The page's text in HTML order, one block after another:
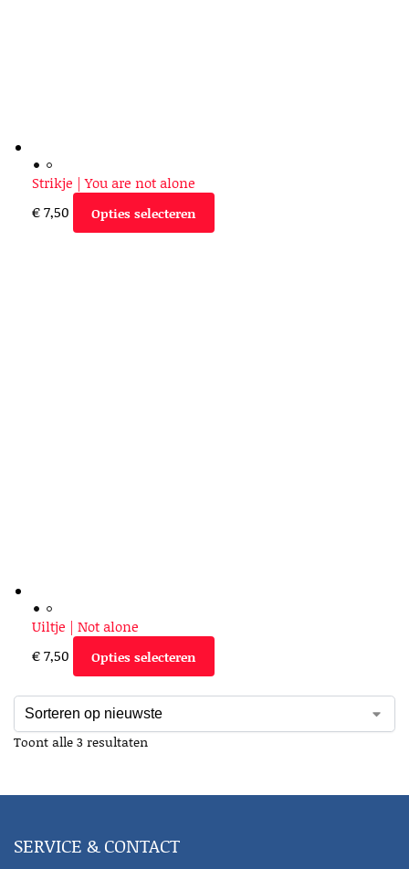
Strikje | You are not alone
€7,50 Opties selecteren
Uiltje | Not alone
€7,50 Opties selecteren
Toont alle 3 resultaten
SERVICE & CONTACT